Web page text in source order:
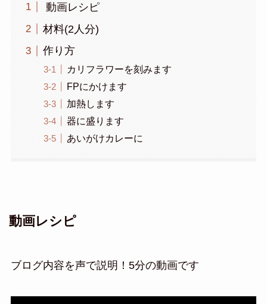
動画レシピ
材料(2人分)
作り方
カリフラワーを刻みます
FPにかけます
加熱します
器に盛ります
あいがけカレーに
動画レシピ
ブログ内容を声で説明！5分の動画です